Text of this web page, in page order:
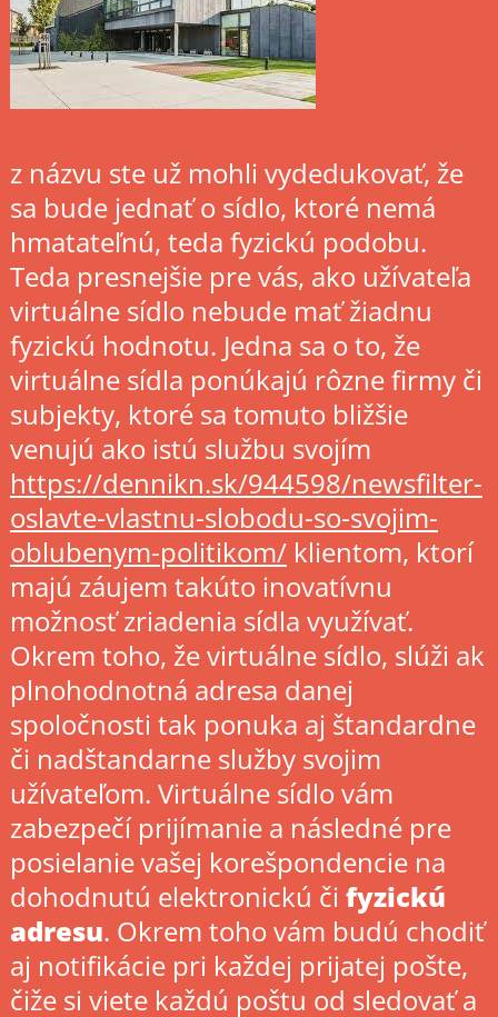
z názvu ste už mohli vydedukovať, že
sa bude jednať o sídlo, ktoré nemá
hmatateľnú, teda fyzickú podobu.
Teda presnejšie pre vás, ako užívateľa
virtuálne sídlo nebude mať žiadnu
fyzickú hodnotu. Jedna sa o to, že
virtuálne sídla ponúkajú rôzne firmy či
subjekty, ktoré sa tomuto bližšie
venujú ako istú službu svojím
https://dennikn.sk/944598/newsfilter-
oslavte-vlastnu-slobodu-so-svojim-
oblubenym-politikom/klientom, ktorí
majú záujem takúto inovatívnu
možnosť zriadenia sídla využívať.
Okrem toho, že virtuálne sídlo, slúži ak
plnohodnotná adresa danej
spoločnosti tak ponuka aj štandardne
či nadštandarne služby svojim
užívateľom. Virtuálne sídlo vám
zabezpečí prijímanie a následné pre
posielanie vašej korešpondencie na
dohodnutú elektronickú či fyzickú
adresu. Okrem toho vám budú chodiť
aj notifikácie pri každej prijatej pošte,
čiže si viete každú poštu od sledovať a